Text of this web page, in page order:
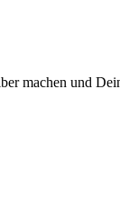
machen und